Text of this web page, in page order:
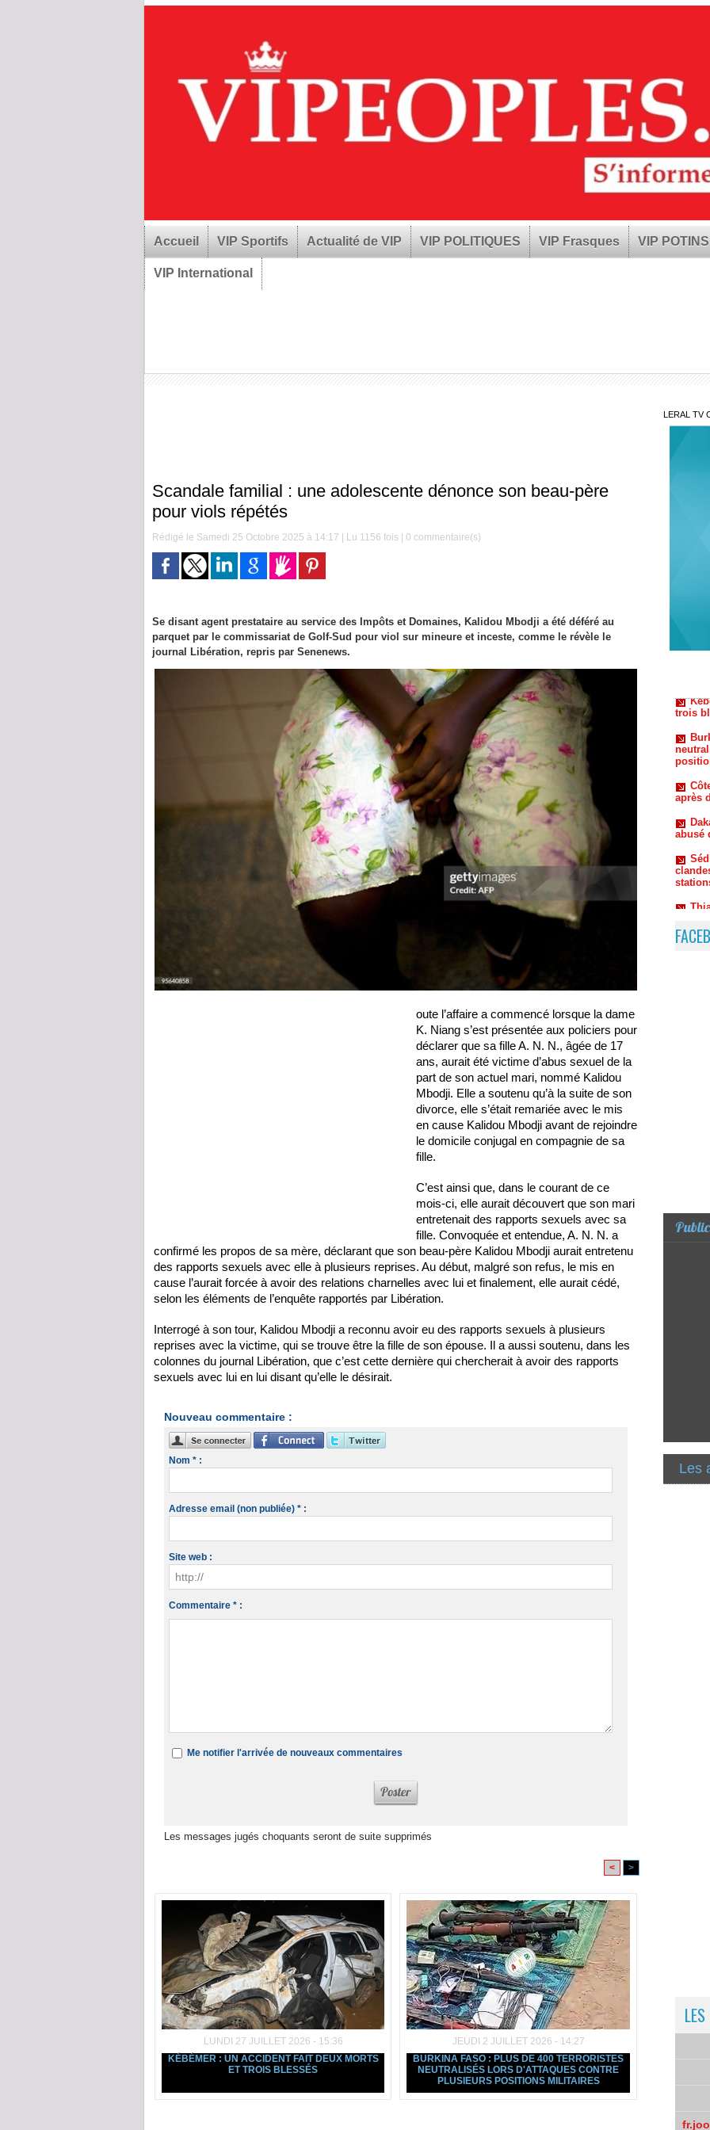
Accueil VIP Sportifs Actualité de VIP VIP POLITIQUES VIP Frasques VIP POTINS
VIP International
Scandale familial : une adolescente dénonce son beau-père
pour viols répétés
Rédigé le Samedi 25 Octobre 2025 à 14:17 | Lu 1156 fois | 0 commentaire(s)
Se disant agent prestataire au service des Impôts et Domaines, Kalidou Mbodji a été déféré au
parquet par le commissariat de Golf-Sud pour viol sur mineure et inceste, comme le révèle le
journal Libération, repris par Senenews.
oute l’affaire a commencé lorsque la dame
K. Niang s’est présentée aux policiers pour
déclarer que sa fille A. N. N., âgée de 17
ans, aurait été victime d’abus sexuel de la
part de son actuel mari, nommé Kalidou
Mbodji. Elle a soutenu qu’à la suite de son
divorce, elle s’était remariée avec le mis
en cause Kalidou Mbodji avant de rejoindre
le domicile conjugal en compagnie de sa
fille.
C’est ainsi que, dans le courant de ce
mois-ci, elle aurait découvert que son mari
entretenait des rapports sexuels avec sa
fille. Convoquée et entendue, A. N. N. a
confirmé les propos de sa mère, déclarant que son beau-père Kalidou Mbodji aurait entretenu
des rapports sexuels avec elle à plusieurs reprises. Au début, malgré son refus, le mis en
cause l’aurait forcée à avoir des relations charnelles avec lui et finalement, elle aurait cédé,
selon les éléments de l’enquête rapportés par Libération.
Interrogé à son tour, Kalidou Mbodji a reconnu avoir eu des rapports sexuels à plusieurs
reprises avec la victime, qui se trouve être la fille de son épouse. Il a aussi soutenu, dans les
colonnes du journal Libération, que c’est cette dernière qui chercherait à avoir des rapports
sexuels avec lui en lui disant qu’elle le désirait.
Nouveau commentaire :
Nom * :
Adresse email (non publiée) * :
Site web :
Commentaire * :
Me notifier l'arrivée de nouveaux commentaires
Les messages jugés choquants seront de suite supprimés
< >
LUNDI 27 JUILLET 2026 - 15:36
KÉBÉMER : UN ACCIDENT FAIT DEUX MORTS
ET TROIS BLESSÉS
JEUDI 2 JUILLET 2026 - 14:27
BURKINA FASO : PLUS DE 400 TERRORISTES
NEUTRALISÉS LORS D'ATTAQUES CONTRE
PLUSIEURS POSITIONS MILITAIRES
LERAL TV
après
abusé
et
Les